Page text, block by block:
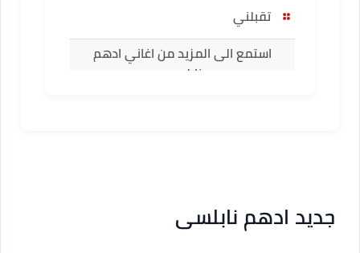
تقبلني
استمع الى المزيد من اغاني ادهم
نابلسى
جديد ادهم نابلسى